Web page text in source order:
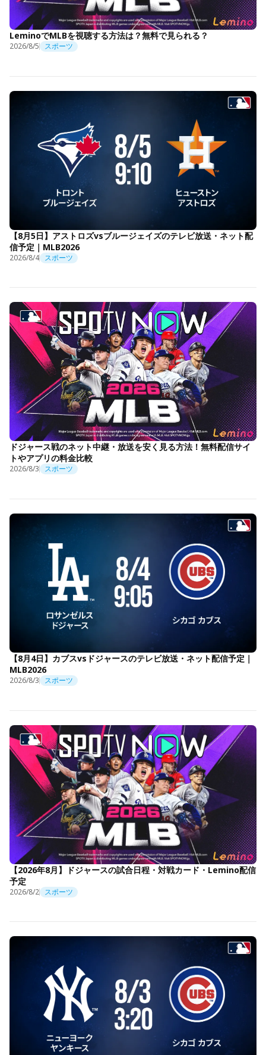
LeminoでMLBを視聴する方法は？無料で見られる？
2026/8/5 スポーツ
【8月5日】アストロズvsブルージェイズのテレビ放送・ネット配
信予定｜MLB2026
2026/8/4 スポーツ
ドジャース戦のネット中継・放送を安く見る方法！無料配信サイ
トやアプリの料金比較
2026/8/3 スポーツ
【8月4日】カブスvsドジャースのテレビ放送・ネット配信予定｜
MLB2026
2026/8/3 スポーツ
【2026年8月】ドジャースの試合日程・対戦カード・Lemino配信
予定
2026/8/2 スポーツ